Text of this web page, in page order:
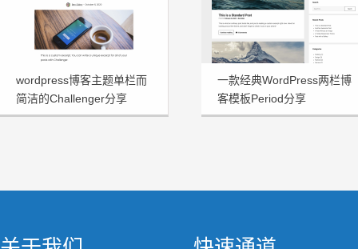
wordpress博客主题单栏而
简洁的Challenger分享
一款经典WordPress两栏博
客模板Period分享